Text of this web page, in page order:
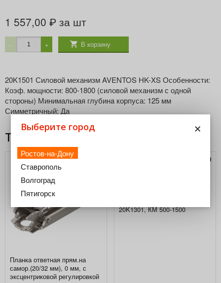
1 557,00 ₽ за шт
− + В корзину
20K1501 Силовой механизм AVENTOS HK-XS Особенности:
Коэф. мощности: 800-1800 (силовой механизм с одной
стороны) Минимальная глубинa корпуса: 125 мм
Симметричный: Да
Товары из этой категории
Планка ответная прям.на
самор.(20/32 мм), 0 мм, с
эксцентриковой регулировкой
20K1301, КМ 500-1500
×
Выберите город
Ростов-на-Дону
Ставрополь
Волгоград
Пятигорск